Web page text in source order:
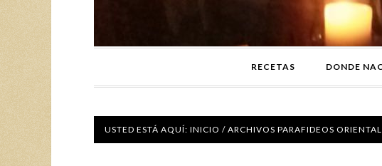
RECETAS DONDE
USTED ESTÁ AQUÍ: INICIO / ARCHIVOS PARAFIDEOS